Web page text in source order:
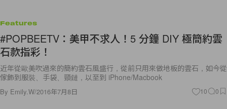
Features
#POPBEETV：美甲不求人！5 分鐘 DIY 極簡約雲
石款指彩！
近年從歐美吹過來的簡約雲石風盛行，從前只用來做地板的雲石，如今從
傢飾到服裝、手袋、頸鏈，以至到 iPhone/Macbook
By Emily.W/2016年7月8日 10 0